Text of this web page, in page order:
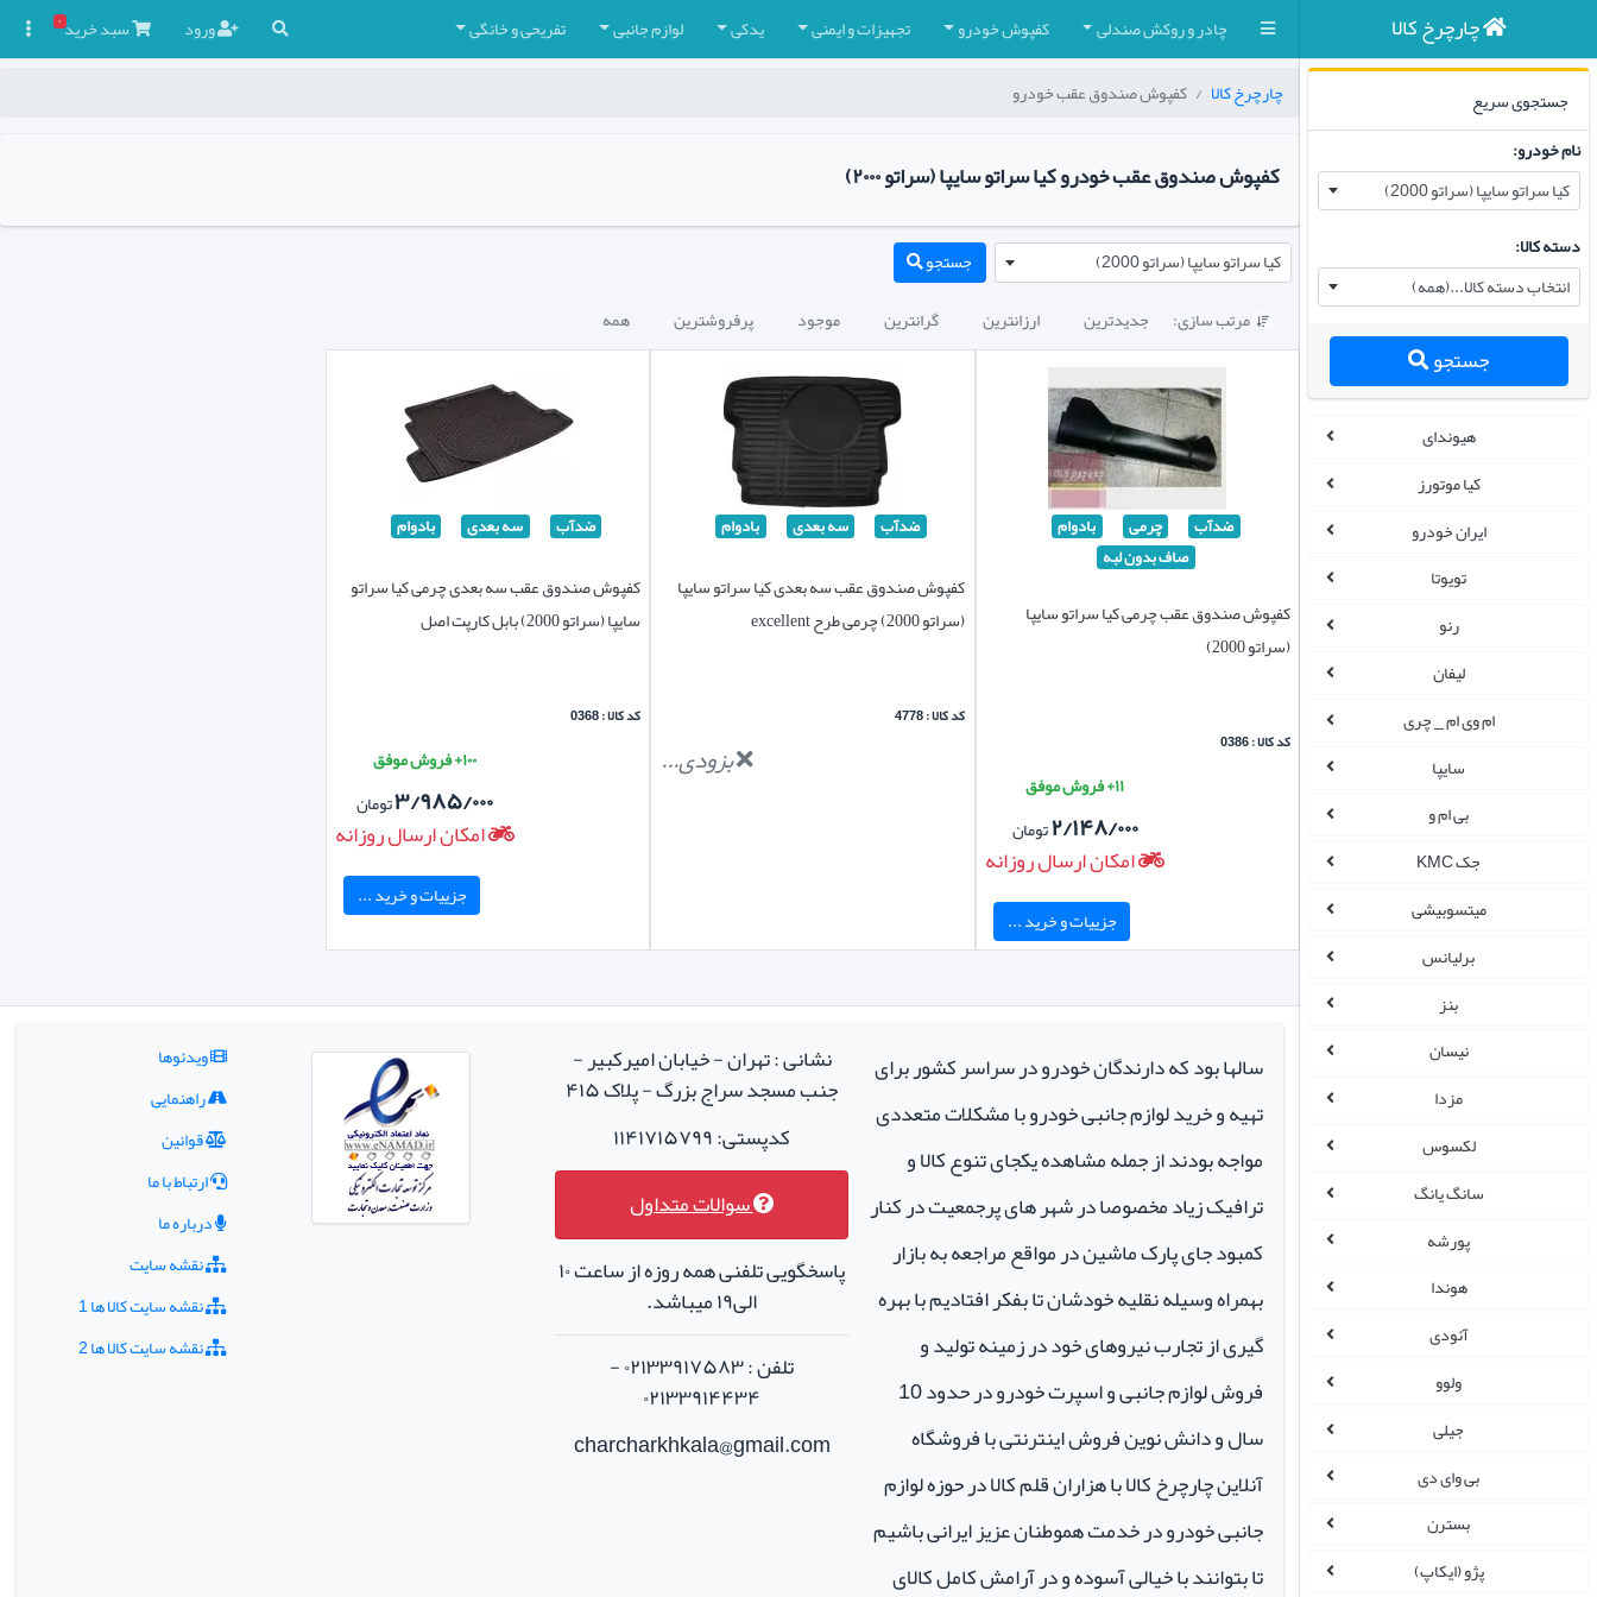
چادر و روکش صندلی کفپوش خودرو تجهیزات و ایمنی یدکی لوازم جانبی تفریحی و خانگی ورود سبدخرید۰ چارچرخ کالا
جستجوی سریع
نام خودرو:
کیا سراتو سایپا (سراتو 2000)
دسته کالا:
انتخاب دسته کالا...(همه)
جستجو
هیوندای
کیا موتورز
ایران خودرو
تویوتا
رنو
لیفان
ام وی ام _ چری
سایپا
بی ام و
جک KMC
میتسوبیشی
برلیانس
بنز
نیسان
مزدا
لکسوس
سانگ یانگ
پورشه
هوندا
آئودی
ولوو
جیلی
بی وای دی
بسترن
پژو (ایکاپ)
چارچرخ کالا کفپوش صندوق عقب خودرو
کفپوش صندوق عقب خودرو کیا سراتو سایپا (سراتو ۲۰۰۰)
کیا سراتو سایپا (سراتو 2000) جستجو
 مرتب سازی: جدیدترین ارزانترین گرانترین موجود پرفروشترین همه
ضدآب چرمی
بادوام
صاف بدون لبه
کفپوش صندوق عقب چرمی کیا سراتو سایپا
(سراتو 2000)
کد کالا : 0386
۱۱+ فروش موفق
۲/۱۴۸/۰۰۰تومان
امکان ارسال روزانه
جزییات و خرید ...
ضدآب سه بعدی بادوام
کفپوش صندوق عقب سه بعدی کیا سراتو سایپا
(سراتو 2000) چرمی طرح excellent
کد کالا : 4778
بزودی...
ضدآب سه بعدی بادوام
کفپوش صندوق عقب سه بعدی چرمی کیا سراتو
سایپا (سراتو 2000) بابل کارپت اصل
کد کالا : 0368
۱۰۰+ فروش موفق
۳/۹۸۵/۰۰۰تومان
امکان ارسال روزانه
جزییات و خرید ...
سالها بود که دارندگان خودرو در سراسر کشور برای
تهیه و خرید لوازم جانبی خودرو با مشکلات متعددی
مواجه بودند از جمله مشاهده یکجای تنوع کالا و
ترافیک زیاد مخصوصا در شهر های پرجمعیت در کنار
کمبود جای پارک ماشین در مواقع مراجعه به بازار
بهمراه وسیله نقلیه خودشان تا بفکر افتادیم با بهره
گیری از تجارب نیروهای خود در زمینه تولید و
فروش لوازم جانبی و اسپرت خودرو در حدود 10
سال و دانش نوین فروش اینترنتی با فروشگاه
آنلاین چارچرخ کالا با هزاران قلم کالا در حوزه لوازم
جانبی خودرو در خدمت هموطنان عزیز ایرانی باشیم
تا بتوانند با خیالی آسوده و در آرامش کامل کالای
نشانی : تهران - خیابان امیرکبیر -
جنب مسجد سراج بزرگ - پلاک ۴۱۵
کدپستی: ۱۱۴۱۷۱۵۷۹۹
سوالات متداول
پاسخگویی تلفنی همه روزه از ساعت ۱۰
الی۱۹ میباشد.
تلفن : ۰۲۱۳۳۹۱۷۵۸۳ -
۰۲۱۳۳۹۱۴۴۳۴
charcharkhkala@gmail.com
ویدئوها
راهنمایی
قوانین
ارتباط با ما
درباره ما
نقشه سایت
نقشه سایت کالا ها 1
نقشه سایت کالا ها 2